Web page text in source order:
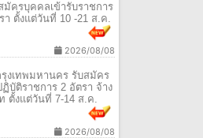
ครบุคคลเข้ารับราชการ
า ตั้งแต่วันที่ 10 -21 ส.ค.
2026/08/08
รุงเทพมหานคร รับสมัคร
บัติราชการ 2 อัตรา จ้าง
ตั้งแต่วันที่ 7-14 ส.ค.
2026/08/08